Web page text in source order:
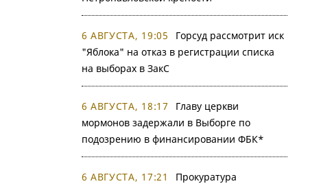
6 АВГУСТА, 19:05
Горсуд рассмотрит иск
"Яблока" на отказ в регистрации списка
на выборах в ЗакС
6 АВГУСТА, 18:17
Главу церкви
мормонов задержали в Выборге по
подозрению в финансировании ФБК*
6 АВГУСТА, 17:21
Прокуратура